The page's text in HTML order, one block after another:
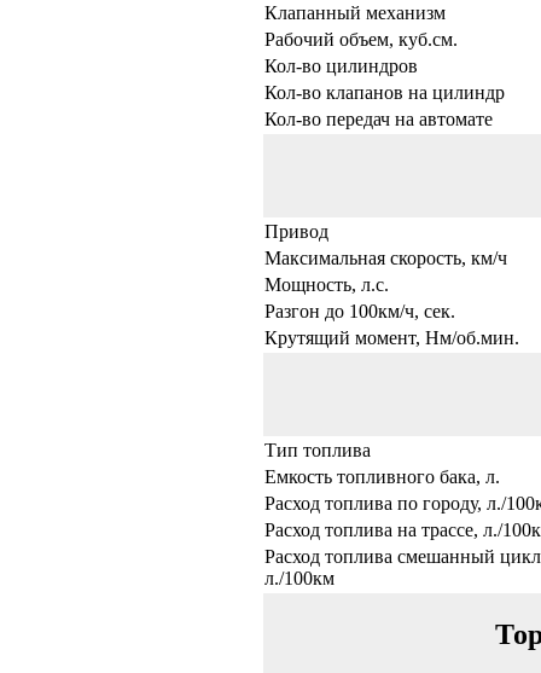
Клапанный механизм
Рабочий объем, куб.см.
Кол-во цилиндров
Кол-во клапанов на цилиндр
Кол-во передач на автомате
Привод
Максимальная скорость, км/ч
Мощность, л.с.
Разгон до 100км/ч, сек.
Крутящий момент, Нм/об.мин.
Тип топлива
Емкость топливного бака, л.
Расход топлива по городу, л./
Расход топлива на трассе, л./
Расход топлива смешанный
л./100км